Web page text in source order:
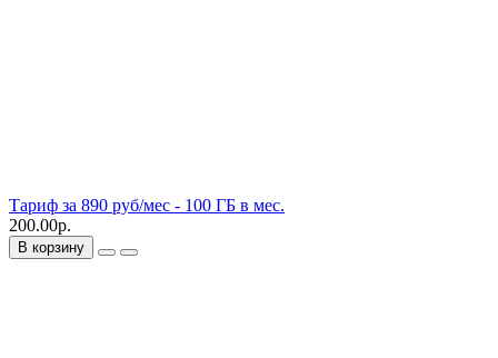
Тариф за 890 руб/мес - 100 ГБ в мес.
200.00р.
В корзину